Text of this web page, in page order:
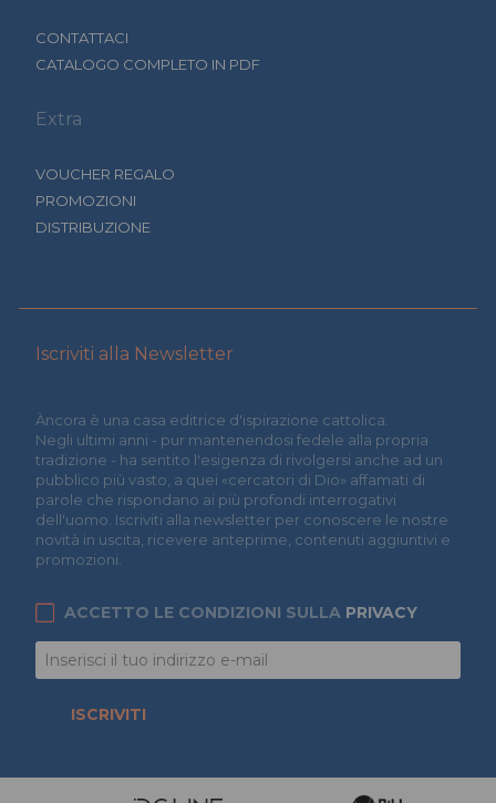
CONTATTACI
CATALOGO COMPLETO IN PDF
Extra
VOUCHER REGALO
PROMOZIONI
DISTRIBUZIONE
Iscriviti alla Newsletter
Àncora è una casa editrice d'ispirazione cattolica.
Negli ultimi anni - pur mantenendosi fedele alla propria
tradizione - ha sentito l'esigenza di rivolgersi anche ad un
pubblico più vasto, a quei «cercatori di Dio» affamati di
parole che rispondano ai più profondi interrogativi
dell'uomo. Iscriviti alla newsletter per conoscere le nostre
novità in uscita, ricevere anteprime, contenuti aggiuntivi e
promozioni.
ACCETTO LE CONDIZIONI SULLA PRIVACY
ISCRIVITI